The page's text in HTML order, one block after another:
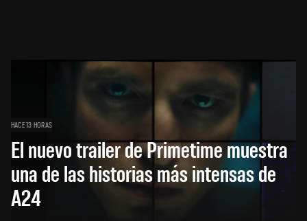
HACE 13 HORAS
El nuevo trailer de Primetime muestra
una de las historias más intensas de
A24